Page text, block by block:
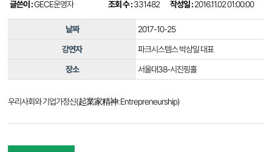
글쓴이 :GECE운영자 조회 수 :331482 작성일 :2016.11.02 01:00:00
날짜 2017-10-25
강연자 파크시스템스 박상일 대표
장소 서울대38-시진핑홀
우리사회와 기업가정신(起業家精神: Entrepreneurship)